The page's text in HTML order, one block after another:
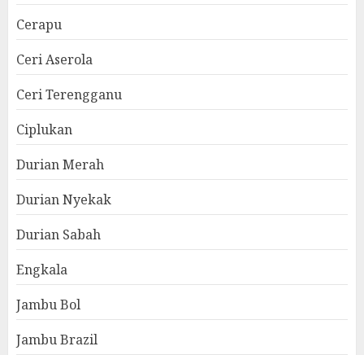
Cerapu
Ceri Aserola
Ceri Terengganu
Ciplukan
Durian Merah
Durian Nyekak
Durian Sabah
Engkala
Jambu Bol
Jambu Brazil